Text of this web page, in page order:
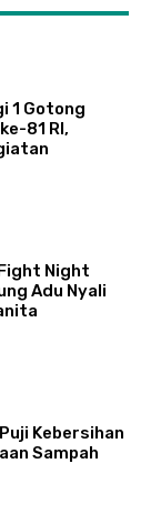
1 Gotong
81 RI,
Night
Adu Nyali
Kebersihan
Sampah